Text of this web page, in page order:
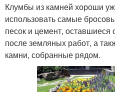
Клумбы из камней хороши
использовать самые
песок и цемент, оставшиеся
после земляных работ, а
камни, собранные рядом.